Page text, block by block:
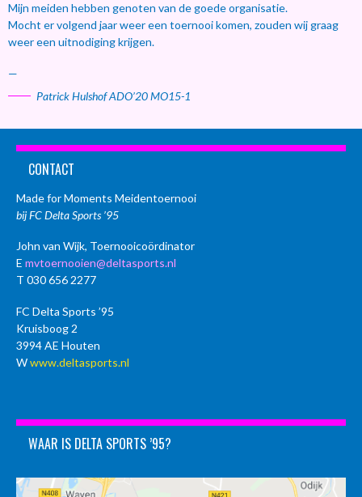
Mijn meiden hebben genoten van de goede organisatie.
Mocht er volgend jaar weer een toernooi komen, zouden wij graag
weer een uitnodiging krijgen.
—
Patrick Hulshof ADO’20 MO15-1
CONTACT
Made for Moments Meidentoernooi
bij FC Delta Sports ’95
John van Wijk, Toernooicoördinator
E mvtoernooien@deltasports.nl
T 030 656 2277
FC Delta Sports ’95
Kruisboog 2
3994 AE Houten
Wwww.deltasports.nl
WAAR IS DELTA SPORTS ’95?